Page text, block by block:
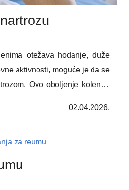
otežava hodanje, duže
aktivnosti, moguće je da se
Ovo oboljenje kolenog
Banja, zahvaljujući svojim
u ublažavanju simptoma i
02.04.2026.